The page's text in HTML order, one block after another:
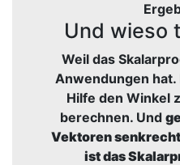
Und wieso
Weil das
Anwendungen
Hilfe den Winkel
berechnen. Und
Vektoren
ist das